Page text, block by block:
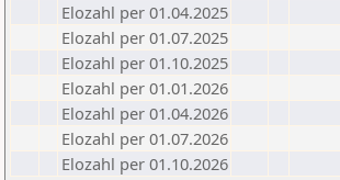
Elozahl per 01.04.2025
Elozahl per 01.07.2025
Elozahl per 01.10.2025
Elozahl per 01.01.2026
Elozahl per 01.04.2026
Elozahl per 01.07.2026
Elozahl per 01.10.2026